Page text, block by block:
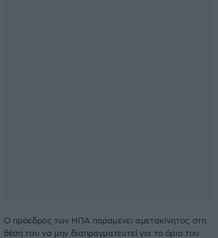
Ο πρόεδρος των ΗΠΑ παραμένει αμετακίνητος στη
θέση του να μην διαπραγματευτεί για το όριο του